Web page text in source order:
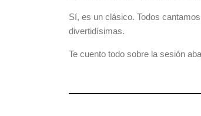
Sí, es un clásico. Todos
divertidísimas.
Te cuento todo sobre la sesión